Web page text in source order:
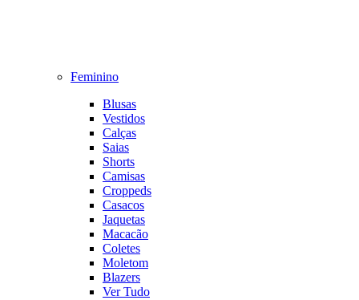
Feminino
Blusas
Vestidos
Calças
Saias
Shorts
Camisas
Croppeds
Casacos
Jaquetas
Macacão
Coletes
Moletom
Blazers
Ver Tudo